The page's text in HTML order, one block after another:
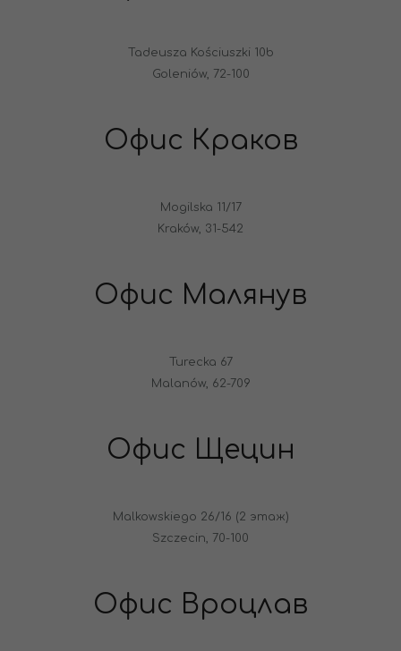
Tadeusza Kościuszki 10b
Goleniów, 72-100
Офис Краков
Mogilska 11/17
Kraków, 31-542
Офис Малянув
Turecka 67
Malanów, 62-709
Офис Щецин
Malkowskiego 26/16 (2 этаж)
Szczecin, 70-100
Офис Вроцлав